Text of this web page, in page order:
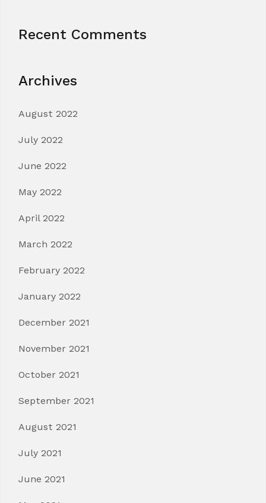
Recent Comments
Archives
August 2022
July 2022
June 2022
May 2022
April 2022
March 2022
February 2022
January 2022
December 2021
November 2021
October 2021
September 2021
August 2021
July 2021
June 2021